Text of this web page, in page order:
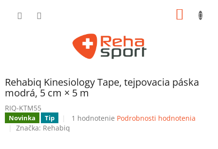
Rehabiq Kinesiology Tape, tejpovacia páska
modrá, 5 cm × 5 m
RIQ-KTM55
Novinka Tip
Priemerné
1 hodnotenie Podrobnosti hodnotenia
Značka: Rehabiq